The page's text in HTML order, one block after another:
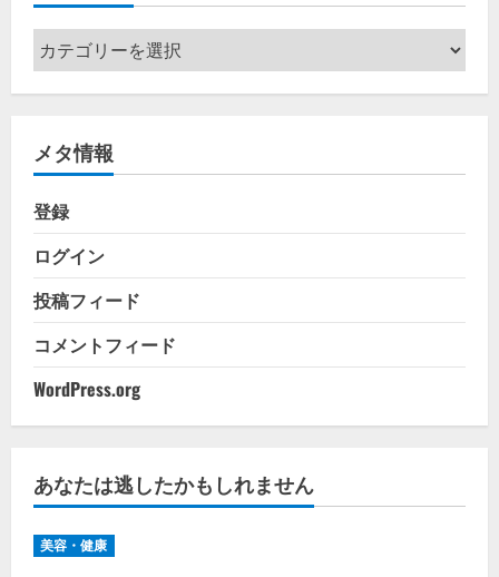
カ
テ
ゴ
ー
メタ情報
登録
ログイン
投稿フィード
コメントフィード
WordPress.org
あなたは逃したかもしれません
美容・健康